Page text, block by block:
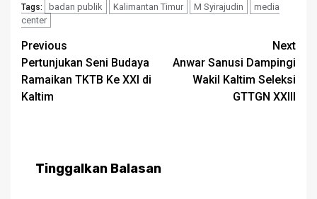
Tags: badan publik Kalimantan Timur M Syirajudin
media
center
Post
navigation
Previous
Pertunjukan Seni Budaya
Ramaikan TKTB Ke XXI di
Kaltim
Next
Anwar Sanusi Dampingi
Wakil Kaltim Seleksi
GTTGN XXIII
Tinggalkan Balasan